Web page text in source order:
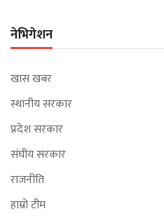
नेभिगेशन
खास खबर
स्थानीय सरकार
प्रदेश सरकार
संघीय सरकार
राजनीति
हाम्रो टीम